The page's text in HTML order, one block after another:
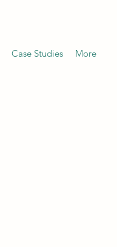
Case Studies More